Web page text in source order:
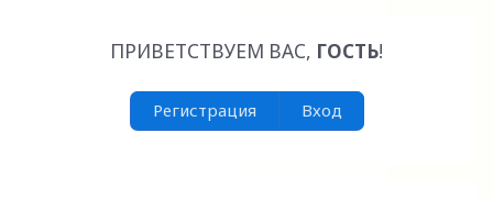
ПРИВЕТСТВУЕМ ВАС, ГОСТЬ!
Регистрация Вход